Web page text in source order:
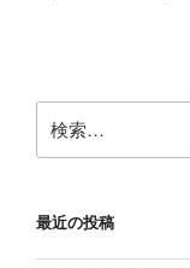
索:
最近の投稿